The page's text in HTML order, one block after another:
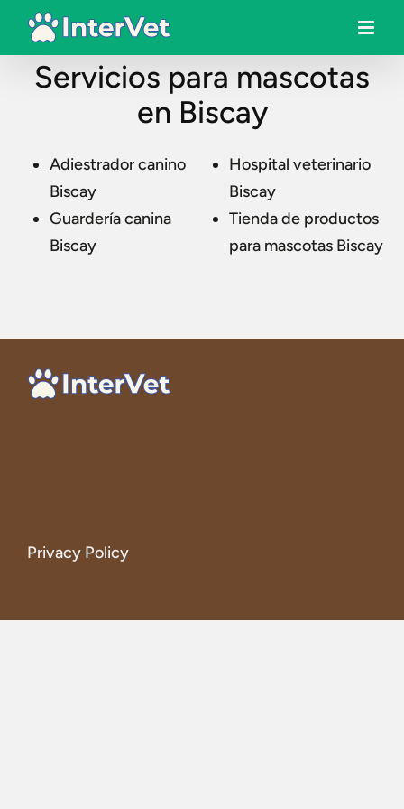
Servicios para mascotas
en Biscay
Adiestrador canino
Biscay
Guardería canina
Biscay
Hospital veterinario
Biscay
Tienda de productos
para mascotas Biscay
Privacy Policy